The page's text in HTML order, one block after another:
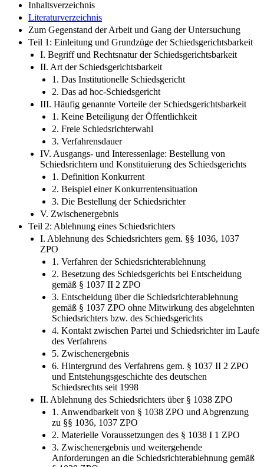
Inhaltsverzeichnis
Literaturverzeichnis
Zum Gegenstand der Arbeit und Gang der Untersuchung
Teil 1: Einleitung und Grundzüge der Schiedsgerichtsbarkeit
I. Begriff und Rechtsnatur der Schiedsgerichtsbarkeit
II. Art der Schiedsgerichtsbarkeit
1. Das Institutionelle Schiedsgericht
2. Das ad hoc-Schiedsgericht
III. Häufig genannte Vorteile der Schiedsgerichtsbarkeit
1. Keine Beteiligung der Öffentlichkeit
2. Freie Schiedsrichterwahl
3. Verfahrensdauer
IV. Ausgangs- und Interessenlage: Bestellung von
Schiedsrichtern und Konstituierung des Schiedsgerichts
1. Definition Konkurrent
2. Beispiel einer Konkurrentensituation
3. Die Bestellung der Schiedsrichter
V. Zwischenergebnis
Teil 2: Ablehnung eines Schiedsrichters
I. Ablehnung des Schiedsrichters gem. §§ 1036, 1037
ZPO
1. Verfahren der Schiedsrichterablehnung
2. Besetzung des Schiedsgerichts bei Entscheidung
gemäß § 1037 II 2 ZPO
3. Entscheidung über die Schiedsrichterablehnung
gemäß § 1037 ZPO ohne Mitwirkung des abgelehnten
Schiedsrichters bzw. des Schiedsgerichts
4. Kontakt zwischen Partei und Schiedsrichter im Laufe
des Verfahrens
5. Zwischenergebnis
6. Hintergrund des Verfahrens gem. § 1037 II 2 ZPO
und Entstehungsgeschichte des deutschen
Schiedsrechts seit 1998
II. Ablehnung des Schiedsrichters über § 1038 ZPO
1. Anwendbarkeit von § 1038 ZPO und Abgrenzung
zu §§ 1036, 1037 ZPO
2. Materielle Voraussetzungen des § 1038 I 1 ZPO
3. Zwischenergebnis und weitergehende
Anforderungen an die Schiedsrichterablehnung gemäß